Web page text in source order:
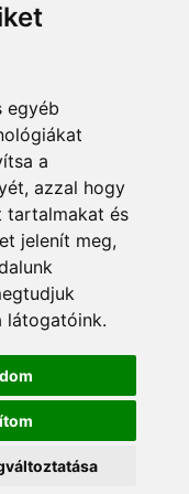
egyéb
a
azzal hogy
tartalmakat és
jelenít meg,
látogatóink.